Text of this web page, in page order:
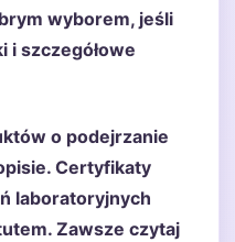
wyborem, jeśli
i szczegółowe
o podejrzanie
Certyfikaty
laboratoryjnych
Zawsze czytaj